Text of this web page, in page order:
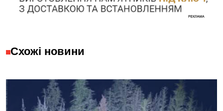
Схожі новини